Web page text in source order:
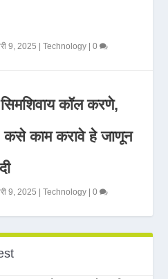
9, 2025 |Technology |0
कॉल करणे,
कसे काम करावे हे जाणून
9, 2025 |Technology |0